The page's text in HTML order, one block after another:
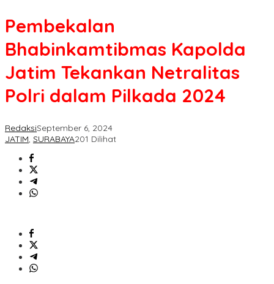
Pembekalan
Bhabinkamtibmas Kapolda
Jatim Tekankan Netralitas
Polri dalam Pilkada 2024
RedaksiSeptember 6, 2024
JATIM, SURABAYA201 Dilihat